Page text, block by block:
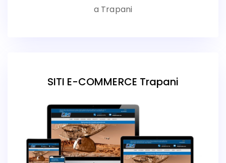
a Trapani
SITI E-COMMERCE Trapani